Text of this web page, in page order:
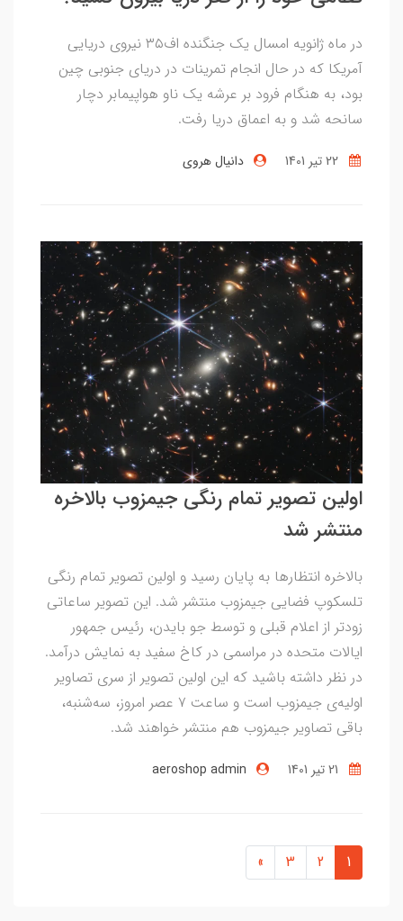
در ماه ژانویه امسال یک جنگنده اف‌۳۵ نیروی دریایی
آمریکا که در حال انجام تمرینات در دریای جنوبی چین
بود، به هنگام فرود بر عرشه یک ناو هواپیمابر دچار
سانحه شد و به اعماق دریا رفت.
دانیال هروی
اولین تصویر تمام رنگی جیمزوب بالاخره
منتشر شد
بالاخره انتظارها به پایان رسید و اولین تصویر تمام رنگی
تلسکوپ فضایی جیمزوب منتشر شد. این تصویر ساعاتی
زودتر از اعلام قبلی و توسط جو بایدن، رئیس جمهور
ایالات متحده در مراسمی در کاخ سفید به نمایش درآمد.
در نظر داشته باشید که این اولین تصویر از سری تصاویر
اولیه‌ی جیمزوب است و ساعت ۷ عصر امروز، سه‌شنبه،
باقی تصاویر جیمزوب هم منتشر خواهند شد.
aeroshop admin
1
2
3
»